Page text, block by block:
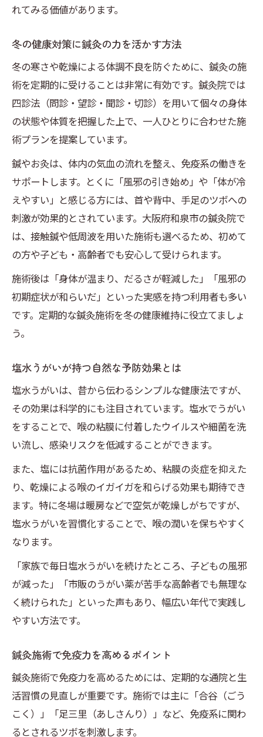
自律神経バランス調整に鍼灸の活用法
風邪の初期症状に鍼灸で素早い対応を
塩水うがいが風邪の悪化を防ぐ理由
鍼灸施術で回復を早めるケア方法
日常的な塩水うがいでリスクを減らす
鍼灸と塩水うがいの併用で安心感アップ
注目の鍼灸が支える風邪インフルエンザ対策
鍼灸による風邪・インフルエンザ対策の特
徴
塩水うがいと組み合わせた最新予防法
信頼できる鍼灸院選びで安心施術を受ける
口コミで人気の鍼灸治療の実際とは
日々のケアに塩水うがいの習慣を取り入れ
る
れてみる価値があります。
冬の健康対策に鍼灸の力を活かす方法
冬の寒さや乾燥による体調不良を防ぐために、鍼灸の施
術を定期的に受けることは非常に有効です。鍼灸院では
四診法（問診・望診・聞診・切診）を用いて個々の身体
の状態や体質を把握した上で、一人ひとりに合わせた施
術プランを提案しています。
鍼やお灸は、体内の気血の流れを整え、免疫系の働きを
サポートします。とくに「風邪の引き始め」や「体が冷
えやすい」と感じる方には、首や背中、手足のツボへの
刺激が効果的とされています。大阪府和泉市の鍼灸院で
は、接触鍼や低周波を用いた施術も選べるため、初めて
の方や子ども・高齢者でも安心して受けられます。
施術後は「身体が温まり、だるさが軽減した」「風邪の
初期症状が和らいだ」といった実感を持つ利用者も多い
です。定期的な鍼灸施術を冬の健康維持に役立てましょ
う。
塩水うがいが持つ自然な予防効果とは
塩水うがいは、昔から伝わるシンプルな健康法ですが、
その効果は科学的にも注目されています。塩水でうがい
をすることで、喉の粘膜に付着したウイルスや細菌を洗
い流し、感染リスクを低減することができます。
また、塩には抗菌作用があるため、粘膜の炎症を抑えた
り、乾燥による喉のイガイガを和らげる効果も期待でき
ます。特に冬場は暖房などで空気が乾燥しがちですが、
塩水うがいを習慣化することで、喉の潤いを保ちやすく
なります。
「家族で毎日塩水うがいを続けたところ、子どもの風邪
が減った」「市販のうがい薬が苦手な高齢者でも無理な
く続けられた」といった声もあり、幅広い年代で実践し
やすい方法です。
鍼灸施術で免疫力を高めるポイント
鍼灸施術で免疫力を高めるためには、定期的な通院と生
活習慣の見直しが重要です。施術では主に「合谷（ごう
こく）」「足三里（あしさんり）」など、免疫系に関わ
るとされるツボを刺激します。